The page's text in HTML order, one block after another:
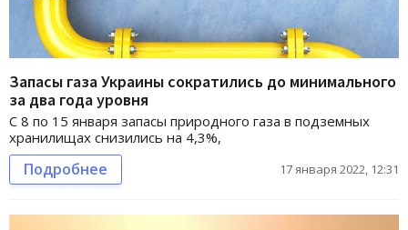
Запасы газа Украины сократились до минимального
за два года уровня
С 8 по 15 января запасы природного газа в подземных
хранилищах снизились на 4,3%,
Подробнее 17 января 2022, 12:31